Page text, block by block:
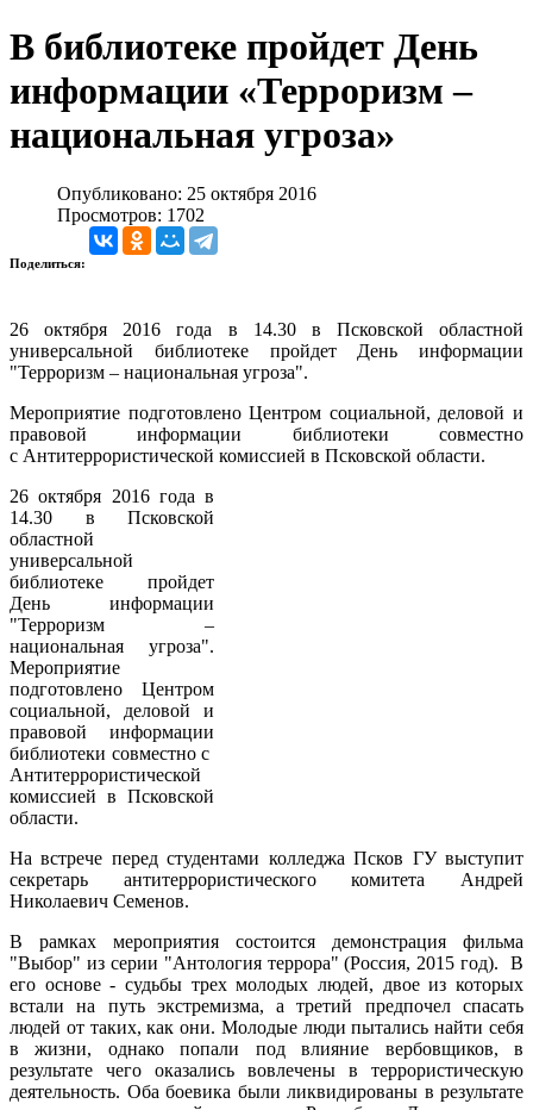
В библиотеке пройдет День
информации «Терроризм –
национальная угроза»
Опубликовано: 25 октября 2016
Просмотров: 1702
Поделиться:
26 октября 2016 года в 14.30 в Псковской областной
универсальной библиотеке пройдет День информации
"Терроризм – национальная угроза".
Мероприятие подготовлено Центром социальной, деловой и
правовой информации библиотеки совместно
с Антитеррористической комиссией в Псковской области.
26 октября 2016 года в
14.30 в Псковской
областной
универсальной
библиотеке пройдет
День информации
"Терроризм –
национальная угроза".
Мероприятие
подготовлено Центром
социальной, деловой и
правовой информации
библиотеки совместно с
Антитеррористической
комиссией в Псковской
области.
На встрече перед студентами колледжа Псков ГУ выступит
секретарь антитеррористического комитета Андрей
Николаевич Семенов.
В рамках мероприятия состоится демонстрация фильма
"Выбор" из серии "Антология террора" (Россия, 2015 год). В
его основе - судьбы трех молодых людей, двое из которых
встали на путь экстремизма, а третий предпочел спасать
людей от таких, как они. Молодые люди пытались найти себя
в жизни, однако попали под влияние вербовщиков, в
результате чего оказались вовлечены в террористическую
деятельность. Оба боевика были ликвидированы в результате